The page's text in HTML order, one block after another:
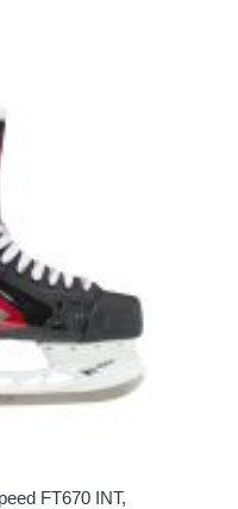
FT670 INT,